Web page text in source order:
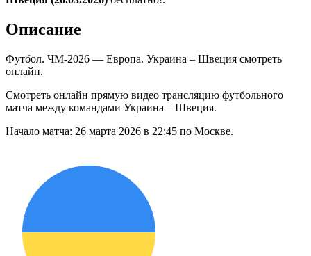
Описание
Футбол. ЧМ-2026 — Европа. Украина – Швеция смотреть
онлайн.
Смотреть онлайн прямую видео трансляцию футбольного
матча между командами Украина – Швеция.
Начало матча: 26 марта 2026 в 22:45 по Москве.